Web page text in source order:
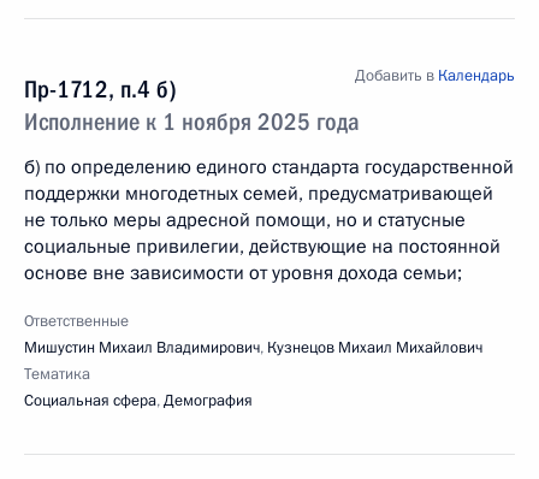
Пр-1712, п.4 б)
Исполнение к 1 ноября 2025 года
Добавить в Календарь
б) по определению единого стандарта государственной
поддержки многодетных семей, предусматривающей
не только меры адресной помощи, но и статусные
социальные привилегии, действующие на постоянной
основе вне зависимости от уровня дохода семьи;
Ответственные
Мишустин Михаил Владимирович, Кузнецов Михаил Михайлович
Тематика
Социальная сфера,Демография